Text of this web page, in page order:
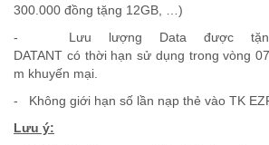
300.000 đồng tặng 12GB, …)
-
Lưu lượng Data được
DATANT có thời hạn sử dụng trong vòng 07
m khuyến mại
- Không giới hạn số lần nạp thẻ vào TK
Lưu ý: